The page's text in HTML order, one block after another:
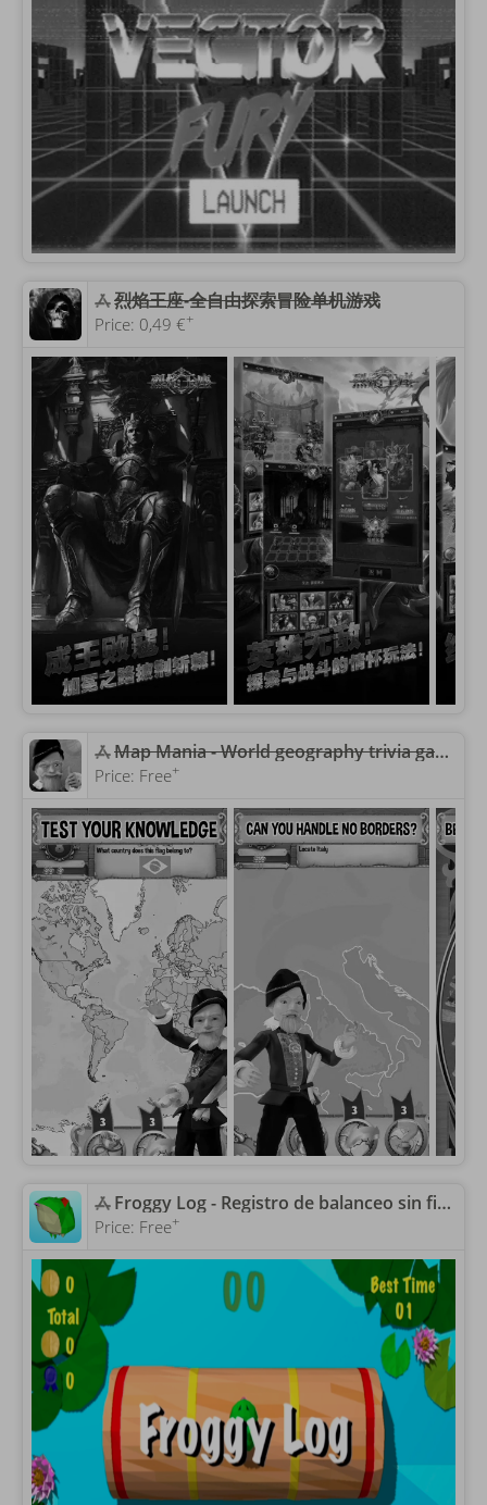
‎烈焰王座-全自由探索冒险单机游戏
Price: 0,49 €+
Map Mania - World geography trivia game where you can learn about countries, flags, and cities
Price: Free+
‎Froggy Log - Registro de balanceo sin fin Arcade y Simulador de leñador juego Stay Dry y Qué No caiga en el agua!
Price: Free+